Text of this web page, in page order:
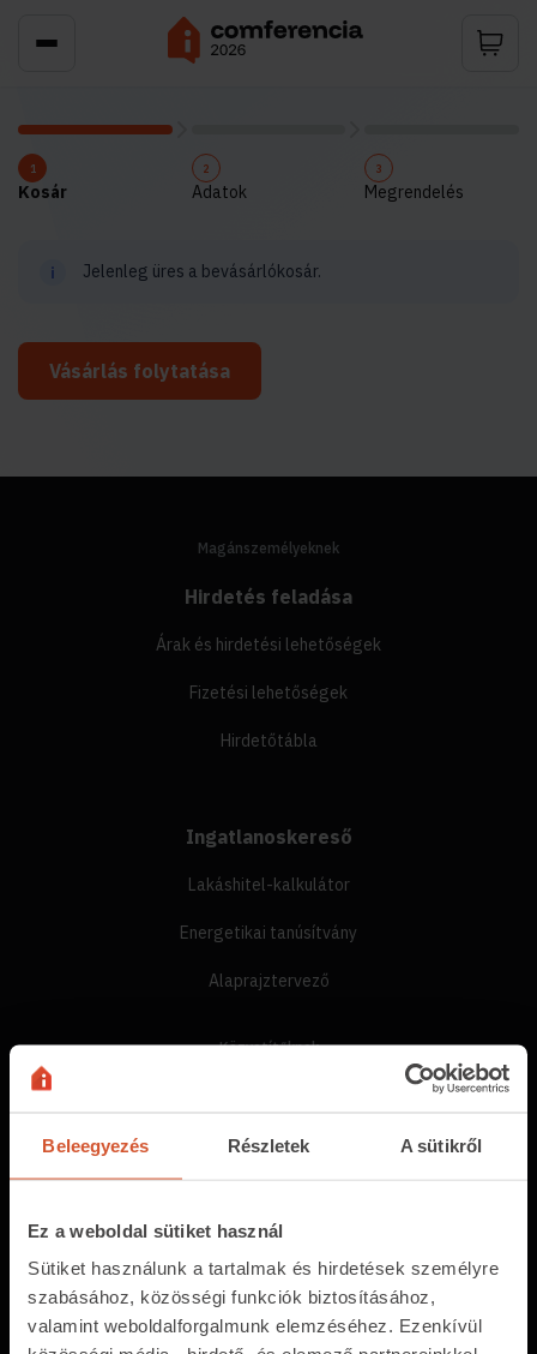
Beleegyezés Részletek A sütikről
Ez a weboldal sütiket használ
Sütiket használunk a tartalmak és hirdetések személyre
szabásához, közösségi funkciók biztosításához,
valamint weboldalforgalmunk elemzéséhez. Ezenkívül
1
Kosár
2
Adatok
3
Megrendelés
Jelenleg üres a bevásárlókosár.
Vásárlás folytatása
Magánszemélyeknek
Hirdetés feladása
Árak és hirdetési lehetőségek
Fizetési lehetőségek
Hirdetőtábla
Ingatlanoskereső
Lakáshitel-kalkulátor
Energetikai tanúsítvány
Alaprajztervező
Közvetítőknek
Árak és hirdetési lehetőségek
Kiemelt ajánlat hitelközvetítőknek
Ingatlanpiaci adatok